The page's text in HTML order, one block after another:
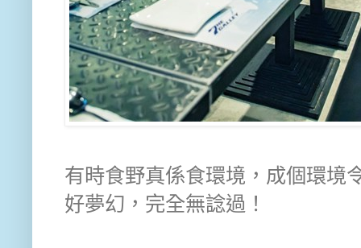
有時食野真係食環境，成個環境
好夢幻，完全無諗過！